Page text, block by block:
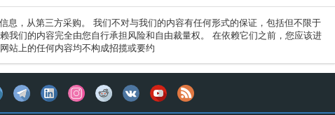
息，从第三方采购。 我们不对与我们的内容有任何形式的保证，包括但不限于
们的内容完全由您自行承担风险和自由裁量权。 在依赖它们之前，您应该进
站上的任何内容均不构成招揽或要约